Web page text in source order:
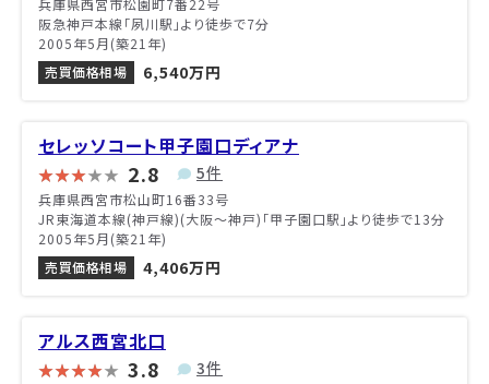
兵庫県西宮市松園町7番22号
阪急神戸本線「夙川駅」より徒歩で7分
2005年5月(築21年)
売買価格相場
6,540万円
セレッソコート甲子園口ディアナ
2.8 5件
兵庫県西宮市松山町16番33号
JR東海道本線(神戸線)(大阪～神戸)「甲子園口駅」より徒歩で13分
2005年5月(築21年)
売買価格相場
4,406万円
アルス西宮北口
3.8 3件